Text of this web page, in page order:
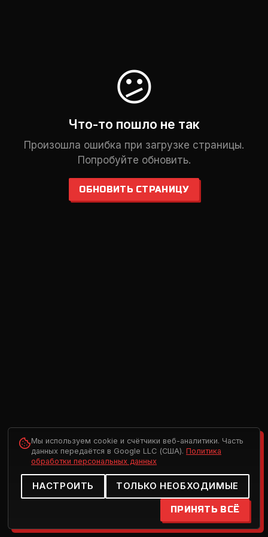
😕
Что-то пошло не так
Произошла ошибка при загрузке страницы.
Попробуйте обновить.
ОБНОВИТЬ СТРАНИЦУ
Мы используем cookie и счётчики веб-аналитики. Часть
данных передаётся в Google LLC (США). Политика
обработки персональных данных
НАСТРОИТЬ ТОЛЬКО НЕОБХОДИМЫЕ
ПРИНЯТЬ ВСЁ